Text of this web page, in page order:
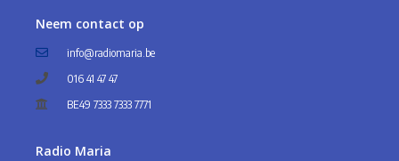
Neem contact op
info@radiomaria.be
016 41 47 47
BE49 7333 7333 7771
Radio Maria